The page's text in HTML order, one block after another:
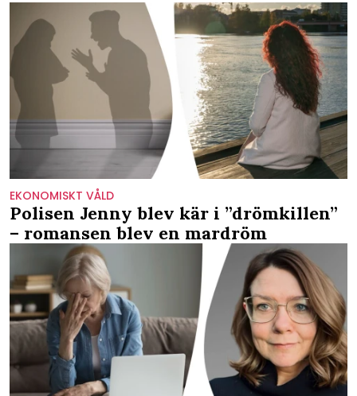
EKONOMISKT VÅLD
Polisen Jenny blev kär i ”drömkillen”
– romansen blev en mardröm